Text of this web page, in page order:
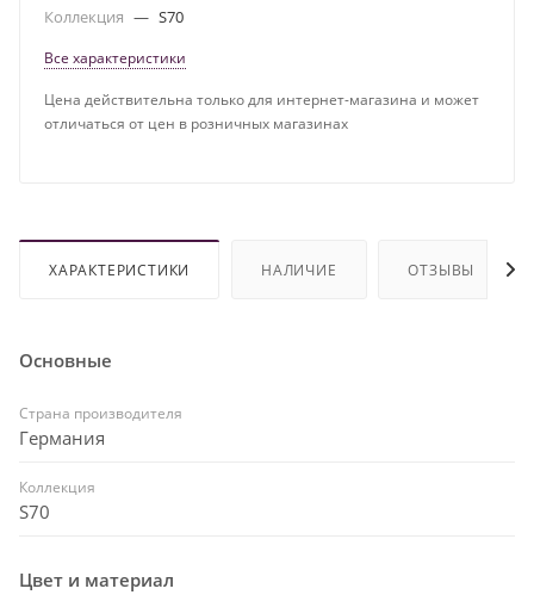
Коллекция — S70
Все характеристики
Цена действительна только для интернет-магазина и может
отличаться от цен в розничных магазинах
ХАРАКТЕРИСТИКИ НАЛИЧИЕ ОТЗЫВЫ
Основные
Страна производителя
Германия
Коллекция
S70
Цвет и материал